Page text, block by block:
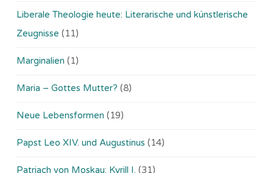
Liberale Theologie heute: Literarische und künstlerische
Zeugnisse (11)
Marginalien (1)
Maria – Gottes Mutter? (8)
Neue Lebensformen (19)
Papst Leo XIV. und Augustinus (14)
Patriach von Moskau: Kyrill I. (31)